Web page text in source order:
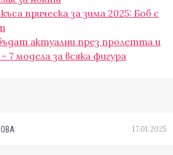
прическа за зима 2025: Боб с
актуални през пролетта и
7 модела за всяка фигура
17.01.2025